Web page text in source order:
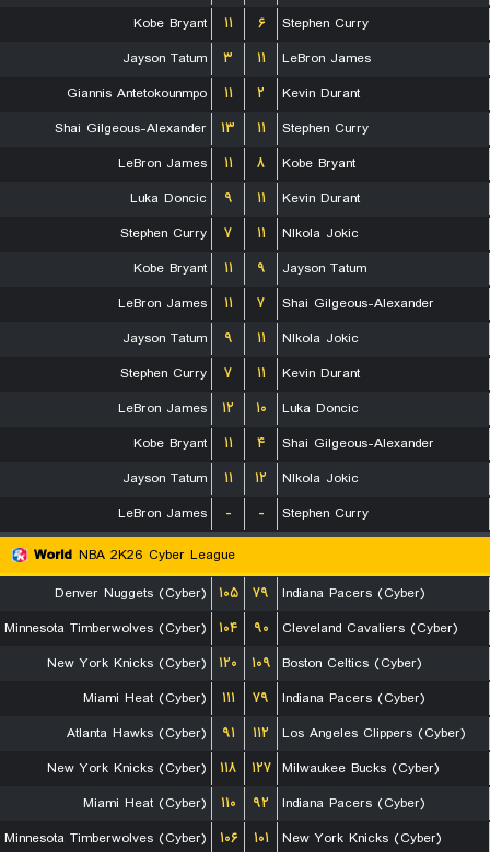
Kobe Bryant
۱۱ ۶
Stephen Curry
Jayson Tatum
۳ ۱۱
LeBron James
Giannis Antetokounmpo
۱۱ ۲
Kevin Durant
Shai Gilgeous-Alexander
۱۳ ۱۱
Stephen Curry
LeBron James
۱۱ ۸
Kobe Bryant
Luka Doncic
۹ ۱۱
Kevin Durant
Stephen Curry
۷ ۱۱
NIkola Jokic
Kobe Bryant
۱۱ ۹
Jayson Tatum
LeBron James
۱۱ ۷
Shai Gilgeous-Alexander
Jayson Tatum
۹ ۱۱
NIkola Jokic
Stephen Curry
۷ ۱۱
Kevin Durant
LeBron James
۱۲ ۱۰
Luka Doncic
Kobe Bryant
۱۱ ۴
Shai Gilgeous-Alexander
Jayson Tatum
۱۱ ۱۲
NIkola Jokic
LeBron James
- -
Stephen Curry
World NBA 2K26 Cyber League
Denver Nuggets (Cyber)
۱۰۵ ۷۹
Indiana Pacers (Cyber)
Minnesota Timberwolves (Cyber)
۱۰۴ ۹۰
Cleveland Cavaliers (Cyber)
New York Knicks (Cyber)
۱۲۰ ۱۰۹ Boston Celtics (Cyber)
Miami Heat (Cyber)
۱۱۱ ۷۹
Indiana Pacers (Cyber)
Atlanta Hawks (Cyber)
۹۱ ۱۱۲
Los Angeles Clippers (Cyber)
New York Knicks (Cyber)
۱۱۸ ۱۲۷ Milwaukee Bucks (Cyber)
Miami Heat (Cyber)
۱۱۰ ۹۲
Indiana Pacers (Cyber)
Minnesota Timberwolves (Cyber)
۱۰۶ ۱۰۱ New York Knicks (Cyber)